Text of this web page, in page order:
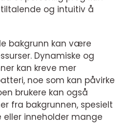
og intuitiv å
bakgrunn kan være
Dynamiske og
kan kreve mer
noe som kan påvirke
brukere kan også
fra bakgrunnen, spesielt
eller inneholder mange